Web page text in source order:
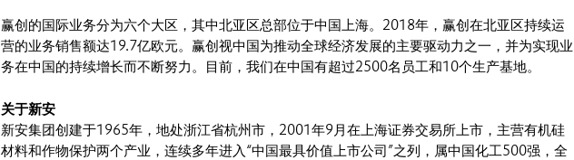
赢创的国际业务分为六个大区，其中北亚区总部位于中国上海。2018年，赢创在北亚区持续运
营的业务销售额达19.7亿欧元。赢创视中国为推动全球经济发展的主要驱动力之一，并为实现业
务在中国的持续增长而不断努力。目前，我们在中国有超过2500名员工和10个生产基地。
关于新安
新安集团创建于1965年，地处浙江省杭州市，2001年9月在上海证券交易所上市，主营有机硅
材料和作物保护两个产业，连续多年进入“中国最具价值上市公司”之列，属中国化工500强，全